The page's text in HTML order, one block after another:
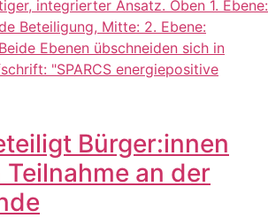
Bürger:innen
an der